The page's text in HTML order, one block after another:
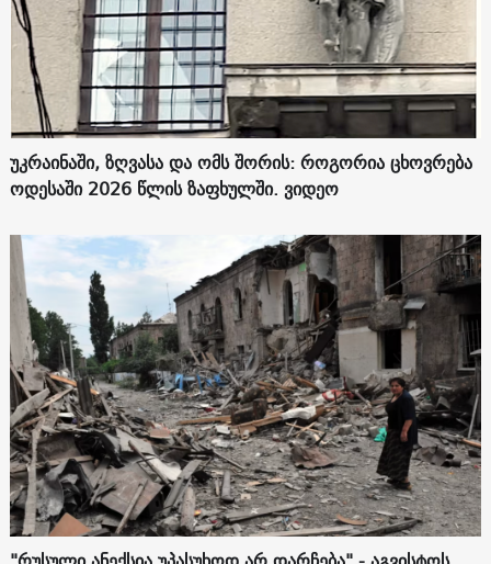
უკრაინაში, ზღვასა და ომს შორის: როგორია ცხოვრება
ოდესაში 2026 წლის ზაფხულში. ვიდეო